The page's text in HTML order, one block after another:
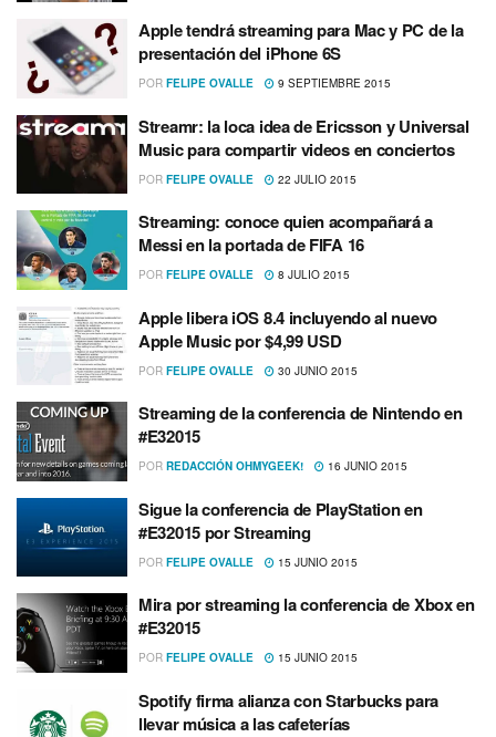
Apple tendrá streaming para Mac y PC de la
presentación del iPhone 6S
POR FELIPE OVALLE 9 SEPTIEMBRE 2015
Streamr: la loca idea de Ericsson y Universal
Music para compartir videos en conciertos
POR FELIPE OVALLE 22 JULIO 2015
Streaming: conoce quien acompañará a
Messi en la portada de FIFA 16
POR FELIPE OVALLE 8 JULIO 2015
Apple libera iOS 8.4 incluyendo al nuevo
Apple Music por $4,99 USD
POR FELIPE OVALLE 30 JUNIO 2015
Streaming de la conferencia de Nintendo en
#E32015
POR REDACCIÓN OHMYGEEK! 16 JUNIO 2015
Sigue la conferencia de PlayStation en
#E32015 por Streaming
POR FELIPE OVALLE 15 JUNIO 2015
Mira por streaming la conferencia de Xbox en
#E32015
POR FELIPE OVALLE 15 JUNIO 2015
Spotify firma alianza con Starbucks para
llevar música a las cafeterí­as